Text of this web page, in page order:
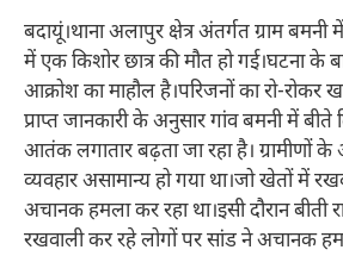
बदायूं।थाना अलापुर क्षेत्र अंतर्गत ग्राम
में एक किशोर छात्र की मौत हो गई।घटना के
आक्रोश का माहौल है।परिजनों का रो-रोकर
प्राप्त जानकारी के अनुसार गांव बमनी में बीते
आतंक लगातार बढ़ता जा रहा है। ग्रामीणों
व्यवहार असामान्य हो गया था।जो खेतों में
अचानक हमला कर रहा था।इसी दौरान
रखवाली कर रहे लोगों पर सांड ने अचानक